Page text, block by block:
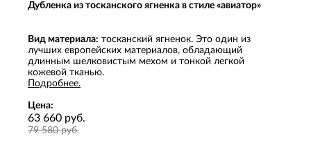
Дубленка из тосканского ягненка в стиле «авиатор»
Вид материала: тосканский ягненок. Это один из
лучших европейских материалов, обладающий
длинным шелковистым мехом и тонкой легкой
кожевой тканью.
Подробнее.
Цена:
63 660 руб.
79 580 руб.